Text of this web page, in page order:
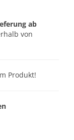
ab
von
Produkt!